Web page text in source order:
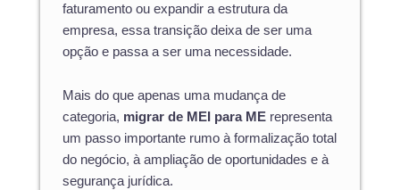
faturamento ou expandir a estrutura da
empresa, essa transição deixa de ser uma
opção e passa a ser uma necessidade.
Mais do que apenas uma mudança de
categoria, migrar de MEI para ME representa
um passo importante rumo à formalização total
do negócio, à ampliação de oportunidades e à
segurança jurídica.